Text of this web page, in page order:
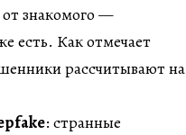
знакомого —
есть. Как отмечает
рассчитывают на
: странные